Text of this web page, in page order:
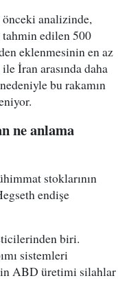
analizinde,
tahmin edilen 500
eklenmesinin en az
İran arasında daha
bu rakamın
ne anlama
stoklarının
endişe
biri.
sistemleri
ABD üretimi silahlar